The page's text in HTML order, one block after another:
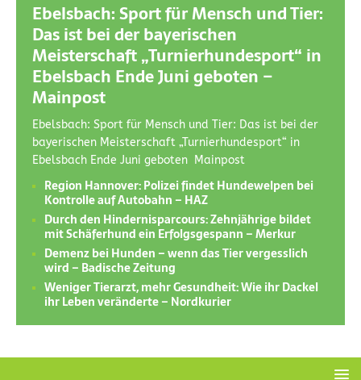
Ebelsbach: Sport für Mensch und Tier:
Das ist bei der bayerischen
Meisterschaft „Turnierhundesport“ in
Ebelsbach Ende Juni geboten –
Mainpost
Ebelsbach: Sport für Mensch und Tier: Das ist bei der
bayerischen Meisterschaft „Turnierhundesport“ in
Ebelsbach Ende Juni geboten Mainpost
Region Hannover: Polizei findet Hundewelpen bei
Kontrolle auf Autobahn – HAZ
Durch den Hindernisparcours: Zehnjährige bildet
mit Schäferhund ein Erfolgsgespann – Merkur
Demenz bei Hunden – wenn das Tier vergesslich
wird – Badische Zeitung
Weniger Tierarzt, mehr Gesundheit: Wie ihr Dackel
ihr Leben veränderte – Nordkurier